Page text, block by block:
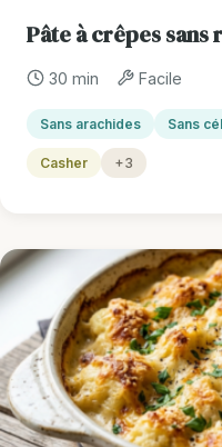
Pâte à crêpes
30 min Facile
Sans arachides Sans
Casher +3